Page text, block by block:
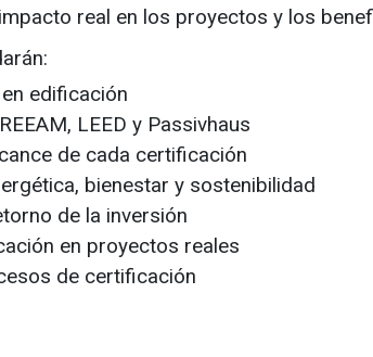
real en los proyectos y los
edificación
LEED y Passivhaus
de cada certificación
bienestar y sostenibilidad
de la inversión
en proyectos reales
de certificación